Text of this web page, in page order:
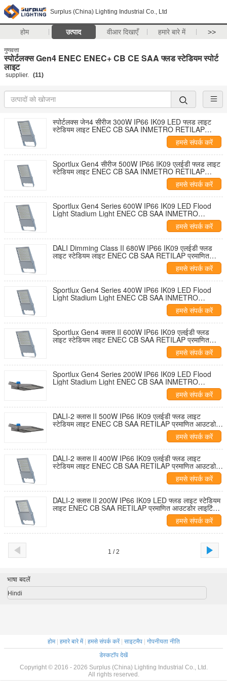
Surplus (China) Lighting Industrial Co., Ltd
होम उत्पाद वीआर दिखाएँ हमारे बारे में >>
गुणवत्ता
स्पोर्टलक्स Gen4 ENEC ENEC+ CB CE SAA फ्लड स्टेडियम स्पोर्ट
लाइट
supplier. (11)
स्पोर्टलक्स जेन4 सीरीज 300W IP66 IK09 LED फ्लड लाइट
स्टेडियम लाइट ENEC CB SAA INMETRO RETILAP
हमसे संपर्क करें
Sportlux Gen4 सीरीज 500W IP66 IK09 एलईडी फ्लड लाइट
स्टेडियम लाइट ENEC CB SAA INMETRO RETILAP
हमसे संपर्क करें
Sportlux Gen4 Series 600W IP66 IK09 LED Flood
Light Stadium Light ENEC CB SAA INMETRO
RETILAP Certified Outdoor Lighting 5 Years
हमसे संपर्क करें
DALI Dimming Class II 680W IP66 IK09 एलईडी फ्लड
लाइट स्टेडियम लाइट ENEC CB SAA RETILAP प्रमाणित
हमसे संपर्क करें
Sportlux Gen4 Series 400W IP66 IK09 LED Flood
Light Stadium Light ENEC CB SAA INMETRO
RETILAP Certified Outdoor Lighting 5 Years
हमसे संपर्क करें
Sportlux Gen4 क्लास II 600W IP66 IK09 एलईडी फ्लड
लाइट स्टेडियम लाइट ENEC CB SAA RETILAP प्रमाणित
हमसे संपर्क करें
Sportlux Gen4 Series 200W IP66 IK09 LED Flood
Light Stadium Light ENEC CB SAA INMETRO
RETILAP Certified Outdoor Lighting 5 Years
हमसे संपर्क करें
DALI-2 क्लास II 500W IP66 IK09 एलईडी फ्लड लाइट
स्टेडियम लाइट ENEC CB SAA RETILAP प्रमाणित आउटडोर
हमसे संपर्क करें
DALI-2 क्लास II 400W IP66 IK09 एलईडी फ्लड लाइट
स्टेडियम लाइट ENEC CB SAA RETILAP प्रमाणित आउटडोर
हमसे संपर्क करें
DALI-2 क्लास II 200W IP66 IK09 LED फ्लड लाइट स्टेडियम
लाइट ENEC CB SAA RETILAP प्रमाणित आउटडोर लाइटिंग 7
हमसे संपर्क करें
1 / 2
भाषा बदलें
Hindi
होम| हमारे बारे में| हमसे संपर्क करें| साइटमैप| गोपनीयता नीति
डेस्कटॉप देखें
Copyright © 2016 - 2026 Surplus (China) Lighting Industrial Co., Ltd.
All rights reserved.